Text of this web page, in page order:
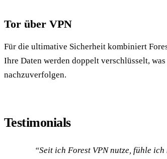
Tor über VPN
Für die ultimative Sicherheit kombiniert
Ihre Daten werden doppelt verschlüsselt,
nachzuverfolgen.
Testimonials
“Seit ich Forest VPN nutze, fühle